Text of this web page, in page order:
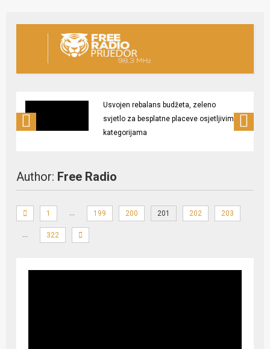
Usvojen rebalans budžeta, zeleno
svjetlo za besplatne placeve osjetljivim
kategorijama
Author: Free Radio
1 … 199 200 201 202 203
… 322